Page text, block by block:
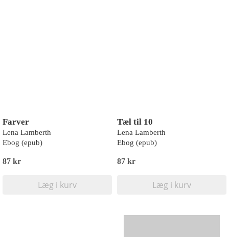
Farver
Lena Lamberth
Ebog (epub)
87 kr
Læg i kurv
Tæl til 10
Lena Lamberth
Ebog (epub)
87 kr
Læg i kurv